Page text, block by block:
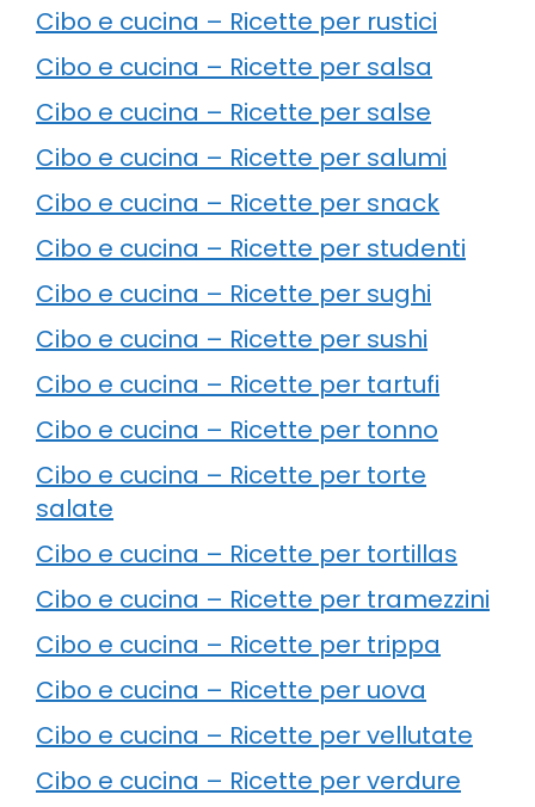
Cibo e cucina – Ricette per rustici
Cibo e cucina – Ricette per salsa
Cibo e cucina – Ricette per salse
Cibo e cucina – Ricette per salumi
Cibo e cucina – Ricette per snack
Cibo e cucina – Ricette per studenti
Cibo e cucina – Ricette per sughi
Cibo e cucina – Ricette per sushi
Cibo e cucina – Ricette per tartufi
Cibo e cucina – Ricette per tonno
Cibo e cucina – Ricette per torte
salate
Cibo e cucina – Ricette per tortillas
Cibo e cucina – Ricette per tramezzini
Cibo e cucina – Ricette per trippa
Cibo e cucina – Ricette per uova
Cibo e cucina – Ricette per vellutate
Cibo e cucina – Ricette per verdure